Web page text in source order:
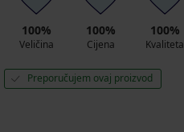
100%
Veličina
100%
Cijena
100%
Kvaliteta
Preporučujem ovaj proizvod